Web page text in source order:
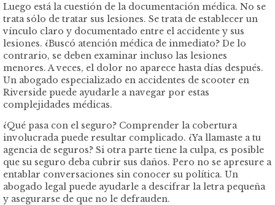
Luego está la cuestión de la documentación médica. No se
trata sólo de tratar sus lesiones. Se trata de establecer un
vínculo claro y documentado entre el accidente y sus
lesiones. ¿Buscó atención médica de inmediato? De lo
contrario, se deben examinar incluso las lesiones
menores. A veces, el dolor no aparece hasta días después.
Un abogado especializado en accidentes de scooter en
Riverside puede ayudarle a navegar por estas
complejidades médicas.
¿Qué pasa con el seguro? Comprender la cobertura
involucrada puede resultar complicado. ¿Ya llamaste a tu
agencia de seguros? Si otra parte tiene la culpa, es posible
que su seguro deba cubrir sus daños. Pero no se apresure a
entablar conversaciones sin conocer su política. Un
abogado legal puede ayudarle a descifrar la letra pequeña
y asegurarse de que no le defrauden.